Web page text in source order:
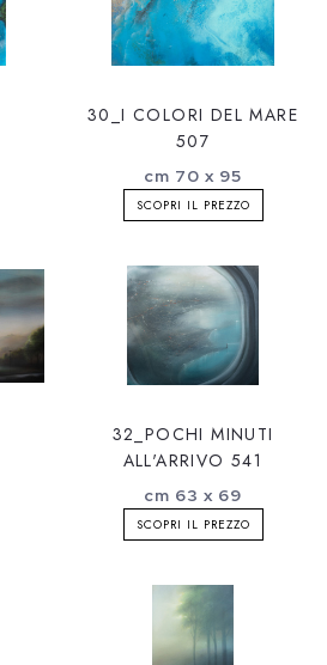
30_I COLORI DEL MARE
507
cm 70 x 95
SCOPRI IL PREZZO
32_POCHI MINUTI
ALL'ARRIVO 541
cm 63 x 69
SCOPRI IL PREZZO